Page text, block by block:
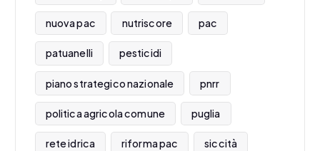
nuova pac nutriscore pac
patuanelli pesticidi
piano strategico nazionale pnrr
politica agricola comune puglia
rete idrica riforma pac siccità